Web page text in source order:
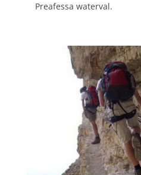
Preafessa waterval.